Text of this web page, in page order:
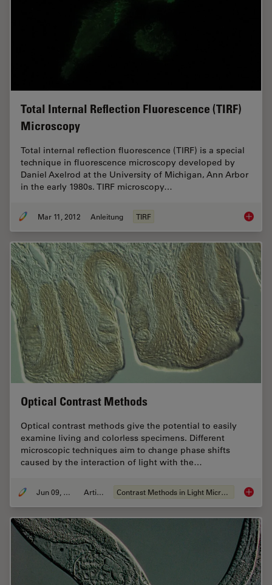
Total Internal Reflection Fluorescence (TIRF)
Microscopy
Total internal reflection fluorescence (TIRF) is a special
technique in fluorescence microscopy developed by
Daniel Axelrod at the University of Michigan, Ann Arbor
in the early 1980s. TIRF microscopy…
Mar 11, 2012 Anleitung TIRF Total
Optical Contrast Methods
Optical contrast methods give the potential to easily
examine living and colorless specimens. Different
microscopic techniques aim to change phase shifts
caused by the interaction of light with the…
Jun 09, 2011 Artikel Contrast Methods in Light Microscopy Optical